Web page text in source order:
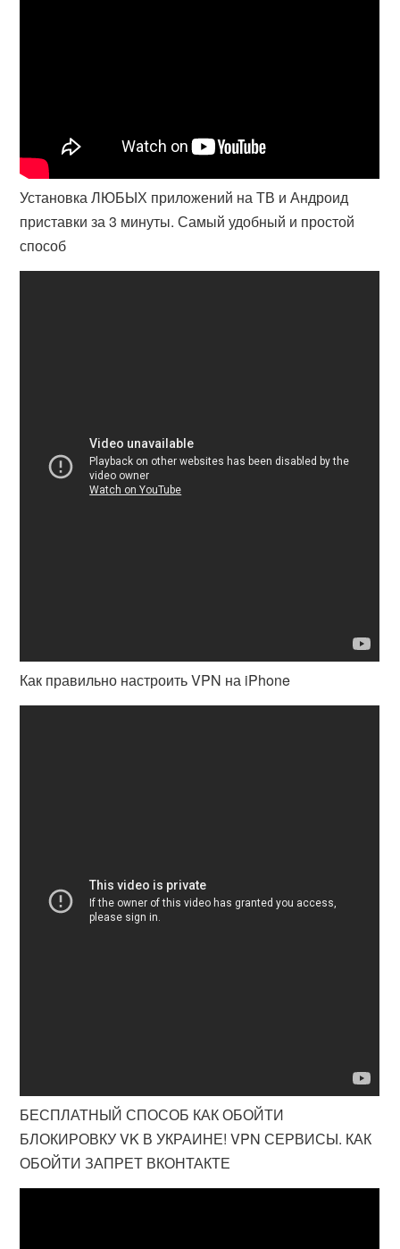
Установка ЛЮБЫХ приложений на ТВ и Андроид
приставки за 3 минуты. Самый удобный и простой
способ
Как правильно настроить VPN на iPhone
БЕСПЛАТНЫЙ СПОСОБ КАК ОБОЙТИ
БЛОКИРОВКУ VK В УКРАИНЕ! VPN СЕРВИСЫ. КАК
ОБОЙТИ ЗАПРЕТ ВКОНТАКТЕ